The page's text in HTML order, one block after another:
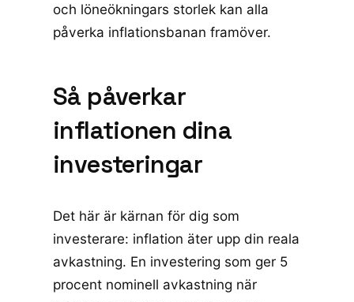
och löneökningars storlek kan alla
påverka inflationsbanan framöver.
Så påverkar
inflationen dina
investeringar
Det här är kärnan för dig som
investerare: inflation äter upp din reala
avkastning. En investering som ger 5
procent nominell avkastning när